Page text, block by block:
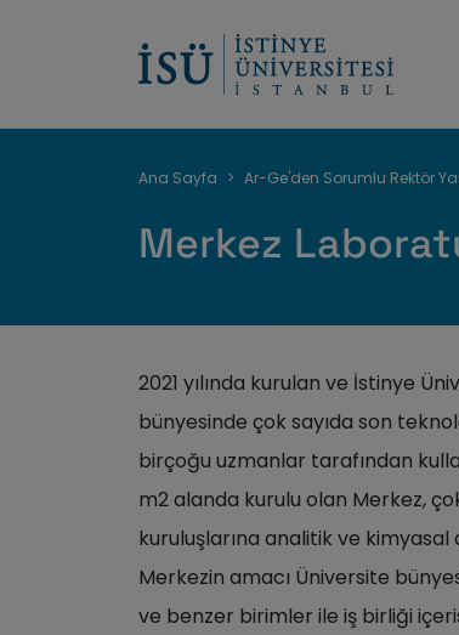
Sayfa
yolu
Ana Sayfa Ar-Ge'den Sorumlu Rektör
Merkez
2021 yılında kurulan ve İstinye
bünyesinde çok sayıda son
birçoğu uzmanlar tarafından
m2 alanda kurulu olan Merkez,
kuruluşlarına analitik ve kimyasal
Merkezin amacı Üniversite
ve benzer birimler ile iş birliği